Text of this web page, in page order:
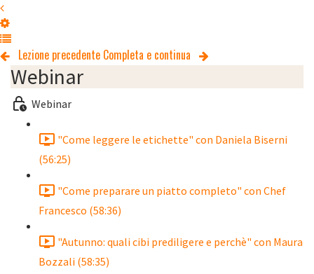
Lezione precedente Completa e continua
Webinar
Webinar
"Come leggere le etichette" con Daniela Biserni
(56:25)
"Come preparare un piatto completo" con Chef
Francesco (58:36)
"Autunno: quali cibi prediligere e perchè" con Maura
Bozzali (58:35)